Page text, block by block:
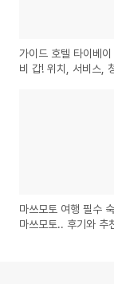
가이드 호텔 타이베이
비 갑! 위치, 서비스,
마쓰모토 여행 필수
마쓰모토.. 후기와 추